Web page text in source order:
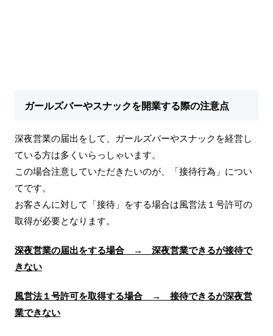
ガールズバーやスナックを開業する際の注意点
深夜営業の届出をして、ガールズバーやスナックを経営し
ている方は多くいらっしゃいます。
この場合注意していただきたいのが、「接待行為」につい
てです。
お客さんに対して「接待」をする場合は風営法１号許可の
取得が必要となります。
深夜営業の届出をする場合 → 深夜営業できるが接待で
きない
風営法１号許可を取得する場合 → 接待できるが深夜営
業できない